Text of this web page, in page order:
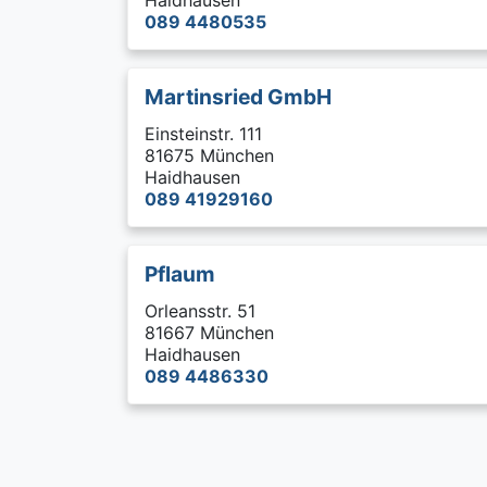
089 4480535
Martinsried GmbH
Einsteinstr. 111
81675 München
Haidhausen
089 41929160
Pflaum
Orleansstr. 51
81667 München
Haidhausen
089 4486330